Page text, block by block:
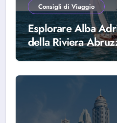
Consigli di Viaggio
Esplorare Alba
della Riviera